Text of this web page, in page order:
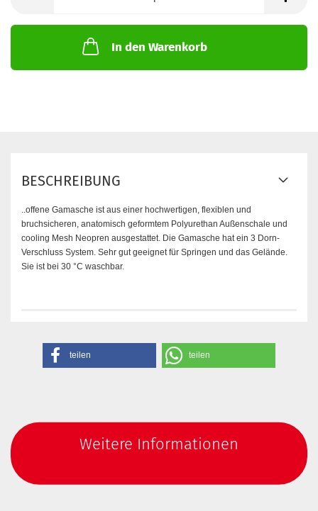
In den Warenkorb
BESCHREIBUNG
..offene Gamasche ist aus einer hochwertigen, flexiblen und
bruchsicheren, anatomisch geformtem Polyurethan Außenschale und
cooling Mesh Neopren ausgestattet. Die Gamasche hat ein 3 Dorn-
Verschluss System. Sehr gut geeignet für Springen und das Gelände.
Sie ist bei 30 °C waschbar.
teilen teilen
Weitere Informationen